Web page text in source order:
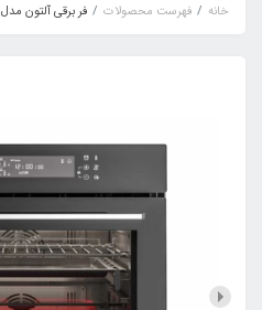
خانه فهرست محصولات فر برقی آلتون مدل V500T در سه رنگ